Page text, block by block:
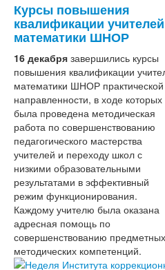
Курсы повышения
квалификации учителей
математики ШНОР
16 декабря завершились курсы
повышения квалификации
математики ШНОР практической
направленности, в ходе которых
была проведена методическая
работа по совершенствованию
педагогического мастерства
учителей и переходу школ с
низкими образовательными
результатами в эффективный
режим функционирования.
Каждому учителю была оказана
адресная помощь по
совершенствованию
методических компетенций.